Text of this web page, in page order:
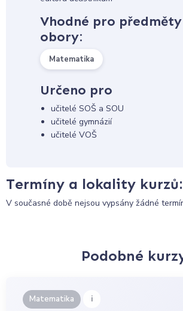
Vhodné pro
obory:
Matematika
Určeno pro
učitelé SOŠ a SOU
učitelé gymnázií
učitelé VOŠ
Termíny a lokality kurzů:
V současné době nejsou vypsány žádné
Podobné
Matematika i